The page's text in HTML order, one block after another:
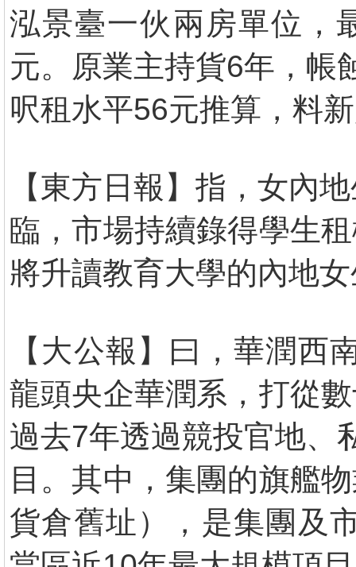
泓景臺一伙兩房單位，
元。原業主持貨6年，帳
呎租水平56元推算，料
【東方日報】指，女內
臨，市場持續錄得學生
將升讀教育大學的內地
【大公報】曰，華潤西
龍頭央企華潤系，打從
過去7年透過競投官地、
目。其中，集團的旗艦
貨倉舊址），是集團及